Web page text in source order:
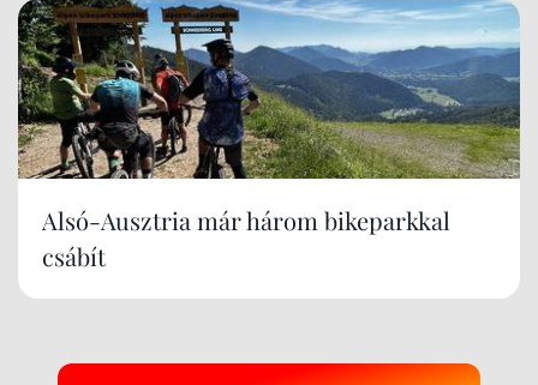
Alsó-Ausztria már három bikeparkkal
csábít